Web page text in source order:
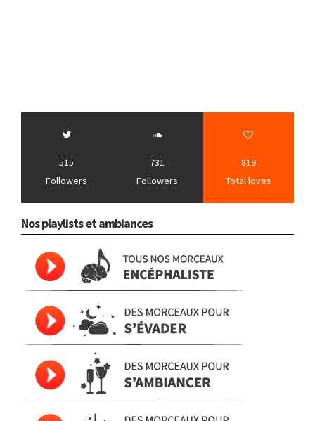
515
Followers
731
Followers
819
Total loves
Nos playlists et ambiances